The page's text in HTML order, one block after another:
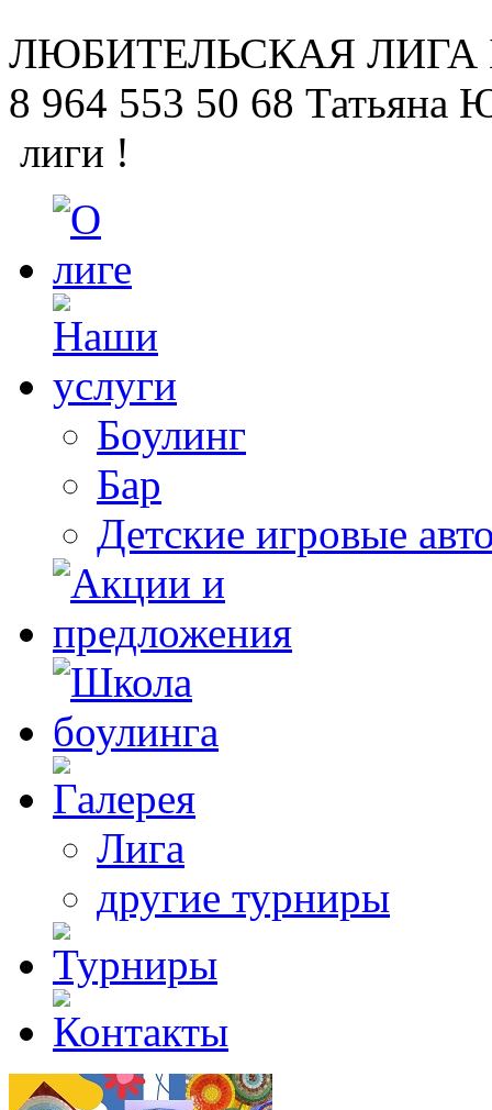
ЛЮБИТЕЛЬСКАЯ ЛИГА
8 964 553 50 68 Татьяна
лиги !
Боулинг
Бар
Детские игровые
Лига
другие турниры